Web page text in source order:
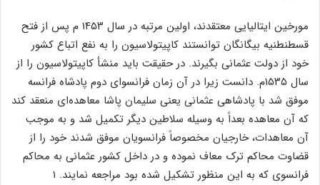
مورخین ایتالیایی معتقدند، اولین مرتبه در سال ۱۴۵۳ م پس از فتح
قسطنطنیه بیگانگان توانستند کاپیتولاسیون را به نفع اتباع کشور
خود از دولت عثمانی بگیرند. در حقیقت باید منشأ کاپیتولاسیون را از
سال ۱۵۳۵م. دانست زیرا در آن زمان فرانسوای دوم پادشاه فرانسه
موفق شد با پادشاهی عثمانی یعنی سلیمان پاشا معاهده‌ای منعقد کند
که آن معاهده بعداً به وسیله سلاطین دیگر تکمیل شد و به موجب
آن معاهدات، خارجیان مخصوصاً فرانسویان موفق شدند خود را از
قضاوت محاکم ترک معاف نموده و در داخل کشور عثمانی به محاکم
فرانسوی که به این منظور تشکیل شده بود مراجعه نمایند. ۱